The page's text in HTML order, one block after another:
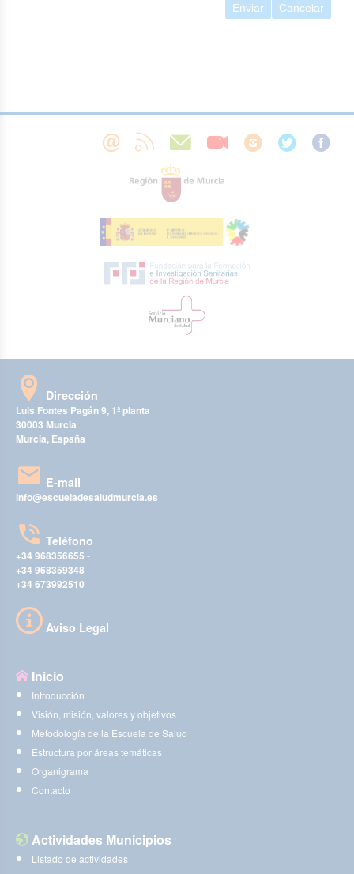
Enviar Cancelar
Dirección
Luis Fontes Pagán 9, 1ª planta
30003 Murcia
Murcia, España
E-mail
info@escueladesaludmurcia.es
Teléfono
+34 968356655 -
+34 968359348 -
+34 673992510
Aviso Legal
Inicio
Introducción
Visión, misión, valores y objetivos
Metodología de la Escuela de Salud
Estructura por áreas temáticas
Organigrama
Contacto
Actividades Municipios
Listado de actividades